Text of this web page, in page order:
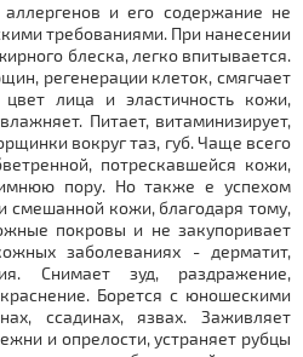
и его содержание не
требованиями. При нанесении
блеска, легко впитывается.
регенерации клеток, смягчает
цвет лица и эластичность кожи,
Питает, витаминизирует,
вокруг таз, губ. Чаще всего
потрескавшейся кожи,
пору. Но также е успехом
смешанной кожи, благодаря тому,
покровы и не закупоривает
заболеваниях - дерматит,
Снимает зуд, раздражение,
Борется с юношескими
ссадинах, язвах. Заживляет
и опрелости, устраняет рубцы